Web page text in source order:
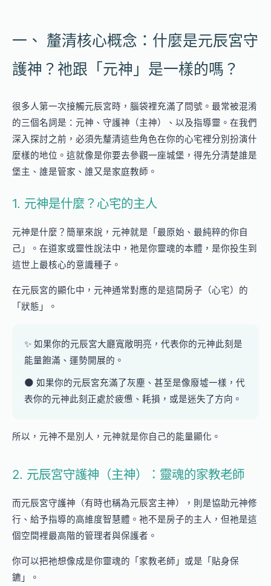
一、 釐清核心概念：什麼是元辰宮守
護神？祂跟「元神」是一樣的嗎？
很多人第一次接觸元辰宮時，腦袋裡充滿了問號。最常被混淆
的三個名詞是：元神、守護神（主神）、以及指導靈。在我們
深入探討之前，必須先釐清這些角色在你的心宅裡分別扮演什
麼樣的地位。這就像是你要去參觀一座城堡，得先分清楚誰是
堡主、誰是管家、誰又是家庭教師。
1. 元神是什麼？心宅的主人
元神是什麼？簡單來說，元神就是「最原始、最純粹的你自
己」。在道家或靈性說法中，祂是你靈魂的本體，是你投生到
這世上最核心的意識種子。
在元辰宮的顯化中，元神通常對應的是這間房子（心宅）的
「狀態」。
✨ 如果你的元辰宮大廳寬敞明亮，代表你的元神此刻是
能量飽滿、運勢開展的。
🌑 如果你的元辰宮充滿了灰塵、甚至是像廢墟一樣，代
表你的元神此刻正處於疲憊、耗損，或是迷失了方向。
所以，元神不是別人，元神就是你自己的能量顯化。
2. 元辰宮守護神（主神）：靈魂的家教老師
而元辰宮守護神（有時也稱為元辰宮主神），則是協助元神修
行、給予指導的高維度智慧體。祂不是房子的主人，但祂是這
個空間裡最高階的管理者與保護者。
你可以把祂想像成是你靈魂的「家教老師」或是「貼身保
鑣」。